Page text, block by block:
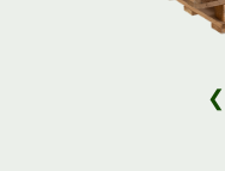
❮